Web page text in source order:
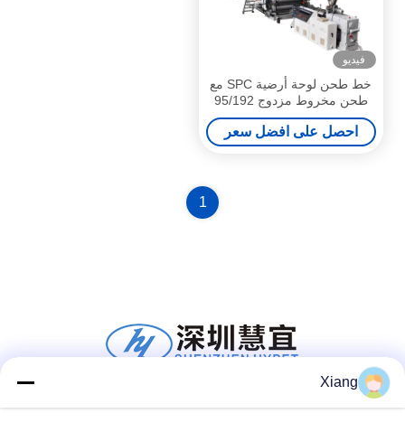
فيديو
خط طحن لوحة أرضية SPC مع
طحن مخروط مزدوج 95/192
إنتاج 800k / h
احصل على افضل سعر
1
Xiang